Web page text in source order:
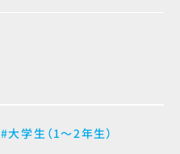
#大学生（1～2年生）